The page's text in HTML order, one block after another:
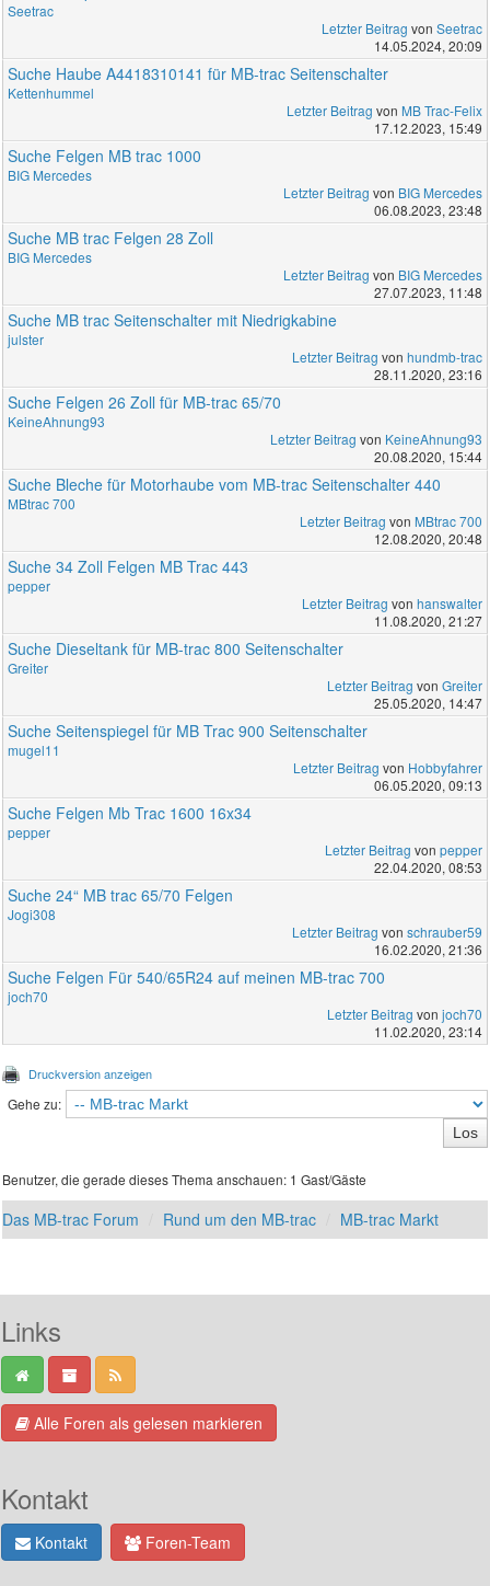
Seetrac
Letzter Beitrag von Seetrac
14.05.2024, 20:09
Suche Haube A4418310141 für MB-trac Seitenschalter
Kettenhummel
Letzter Beitrag von MB Trac-Felix
17.12.2023, 15:49
Suche Felgen MB trac 1000
BIG Mercedes
Letzter Beitrag von BIG Mercedes
06.08.2023, 23:48
Suche MB trac Felgen 28 Zoll
BIG Mercedes
Letzter Beitrag von BIG Mercedes
27.07.2023, 11:48
Suche MB trac Seitenschalter mit Niedrigkabine
julster
Letzter Beitrag von hundmb-trac
28.11.2020, 23:16
Suche Felgen 26 Zoll für MB-trac 65/70
KeineAhnung93
Letzter Beitrag von KeineAhnung93
20.08.2020, 15:44
Suche Bleche für Motorhaube vom MB-trac Seitenschalter 440
MBtrac 700
Letzter Beitrag von MBtrac 700
12.08.2020, 20:48
Suche 34 Zoll Felgen MB Trac 443
pepper
Letzter Beitrag von hanswalter
11.08.2020, 21:27
Suche Dieseltank für MB-trac 800 Seitenschalter
Greiter
Letzter Beitrag von Greiter
25.05.2020, 14:47
Suche Seitenspiegel für MB Trac 900 Seitenschalter
mugel11
Letzter Beitrag von Hobbyfahrer
06.05.2020, 09:13
Suche Felgen Mb Trac 1600 16x34
pepper
Letzter Beitrag von pepper
22.04.2020, 08:53
Suche 24“ MB trac 65/70 Felgen
Jogi308
Letzter Beitrag von schrauber59
16.02.2020, 21:36
Suche Felgen Für 540/65R24 auf meinen MB-trac 700
joch70
Letzter Beitrag von joch70
11.02.2020, 23:14
Druckversion anzeigen
Gehe zu:
Benutzer, die gerade dieses Thema anschauen: 1 Gast/Gäste
Das MB-trac Forum Rund um den MB-trac MB-trac Markt
Links
Alle Foren als gelesen markieren
Kontakt
Kontakt Foren-Team